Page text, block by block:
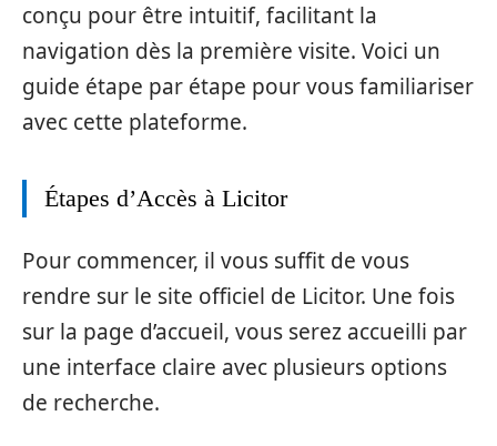
conçu pour être intuitif, facilitant la
navigation dès la première visite. Voici un
guide étape par étape pour vous familiariser
avec cette plateforme.
Étapes d’Accès à Licitor
Pour commencer, il vous suffit de vous
rendre sur le site officiel de Licitor. Une fois
sur la page d’accueil, vous serez accueilli par
une interface claire avec plusieurs options
de recherche.